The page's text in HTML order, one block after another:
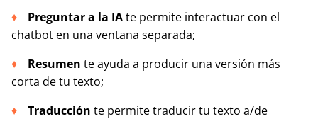
Preguntar a la IAte permite interactuar con el
chatbot en una ventana separada;
Resumen te ayuda a producir una versión más
corta de tu texto;
Traducción te permite traducir tu texto a/de